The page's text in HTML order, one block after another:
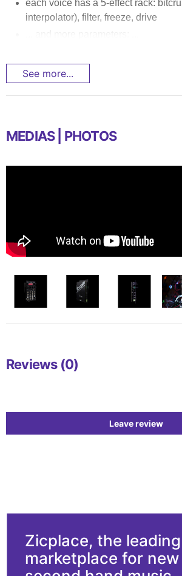
each voice has a 5-effect rack:
interpolator), filter, freeze, drive
See more...
MEDIAS | PHOTOS
Reviews (0)
Leave review
Zicplace, the
marketplace for